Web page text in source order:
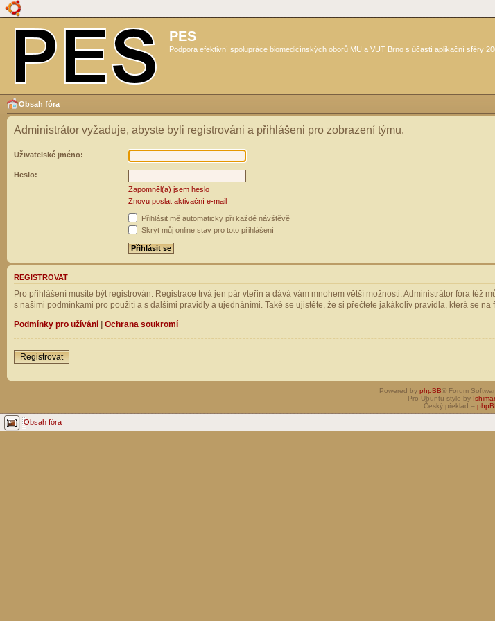
PES
Podpora efektivní spolupráce biomedicínských oborů MU a VUT Brno s účastí aplikační sféry
Obsah fóra
Administrátor vyžaduje, abyste byli registrováni a přihlášeni pro zobrazení týmu.
Uživatelské jméno:
Heslo:
Zapomněl(a) jsem heslo
Znovu poslat aktivační e-mail
Přihlásit mě automaticky při každé návštěvě
Skrýt můj online stav pro toto přihlášení
REGISTROVAT
Pro přihlášení musíte být registrován. Registrace trvá jen pár vteřin a dává vám mnohem větší možnosti. Administrátor fóra
s našimi podmínkami pro použití a s dalšími pravidly a ujednáními. Také se ujistěte, že si přečtete jakákoliv pravidla, která se na
Podmínky pro užívání | Ochrana soukromí
Registrovat
Powered by phpBB® Forum
Pro Ubuntu style by
Český překlad –
Obsah fóra